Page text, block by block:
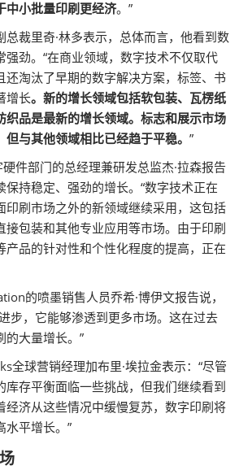
中小批量印刷更经济。”
总裁里奇·林多表示，总体而言，他看到数
强劲。“在商业领域，数字技术不仅取代
还淘汰了早期的数字解决方案，标签、书
增长。新的增长领域包括软包装、瓦楞纸
织品是最新的增长领域。标志和展示市场
与其他领域相比已经趋于平稳。 ”
件部门的总经理兼研发总监杰·拉森报告
持稳定、强劲的增长。“数字技术正在
印刷市场之外的新领域继续采用，这包括
接包装和其他专业应用等市场。由于印刷
产品的针对性和个性化程度的提高，正在
的喷墨销售人员乔希·博伊文报告说，
步，它能够渗透到更多市场。这在过去
的大量增长。”
全球营销经理加布里·埃拉金表示：“尽管
库存平衡面临一些挑战，但我们继续看到
经济从这些情况中缓慢复苏，数字印刷将
水平增长。”